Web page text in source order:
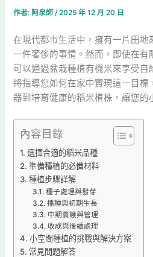
作者: 阿泉師/2025 年 12 月 20 日
在現代都市生活中，擁有一片田地
一件奢侈的事情。然而，即使在有
可以通過盆栽種植有機米來享受自
將指導您如何在家中實現這一目標
器到培育健康的稻米植株，讓您的
內容目錄
選擇合適的稻米品種
準備種植的必備材料
種植步驟詳解
種子處理與發芽
播種與初期生長
中期養護與管理
收成與後續處理
小空間種植的挑戰與解決方案
常見問題解答